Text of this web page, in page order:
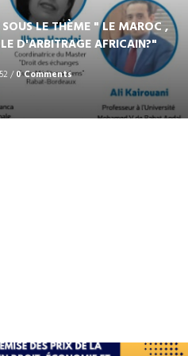
SOUS LE THÈME " LE MAROC ,
D'ARBITRAGE AFRICAIN?"
/0 Comments